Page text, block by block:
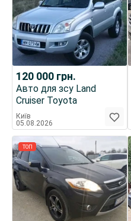
120 000 грн.
Авто для зсу Land
Cruiser Toyota
Київ
05.08.2026
ТОП